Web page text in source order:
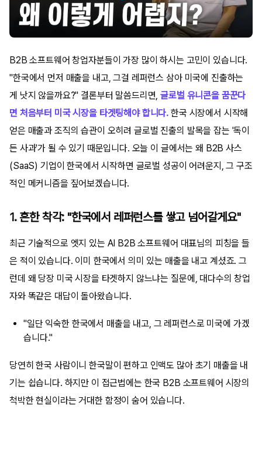
B2B 소프트웨어 창업자분들이 가장 많이 하시는 고민이 있습니다.
"한국에서 먼저 매출을 내고, 그걸 레퍼런스 삼아 미국에 진출하는
게 낫지 않을까요?" 결론부터 말씀드리면,글로벌 유니콘을 꿈꾼다
면 처음부터 미국 시장을 타겟팅해야 합니다. 한국 시장에서 시작해
얻은 매출과 조직의 습관이 오히려 글로벌 진출의 발목을 잡는 '독이
든 사과'가 될 수 있기 때문입니다. 오늘 이 글에서는 왜 B2B 사스
(SaaS) 기업이 한국에서 시작하면 글로벌 성공이 어려운지, 그 구조
적인 메커니즘을 짚어보겠습니다.
1. 흔한 착각: "한국에서 레퍼런스를 쌓고 넘어갈게요"
최근 기술적으로 엣지 있는 AI B2B 소프트웨어 대표님의 피칭을 들
은 적이 있습니다. 이미 한국에서 의미 있는 매출을 내고 계셨죠. 그
런데 왜 당장 미국 시장을 타겟하지 않느냐는 질문에, 대다수의 창업
자와 똑같은 대답이 돌아왔습니다.
"일단 익숙한 한국에서 매출을 내고, 그 레퍼런스로 미국에 가겠
습니다."
당연히 한국 사람이니 한국말이 편하고 인맥도 많아 초기 매출을 내
기는 쉽습니다. 하지만 이 접근법에는 한국 B2B 소프트웨어 시장의
척박한 현실이라는 거대한 함정이 숨어 있습니다.